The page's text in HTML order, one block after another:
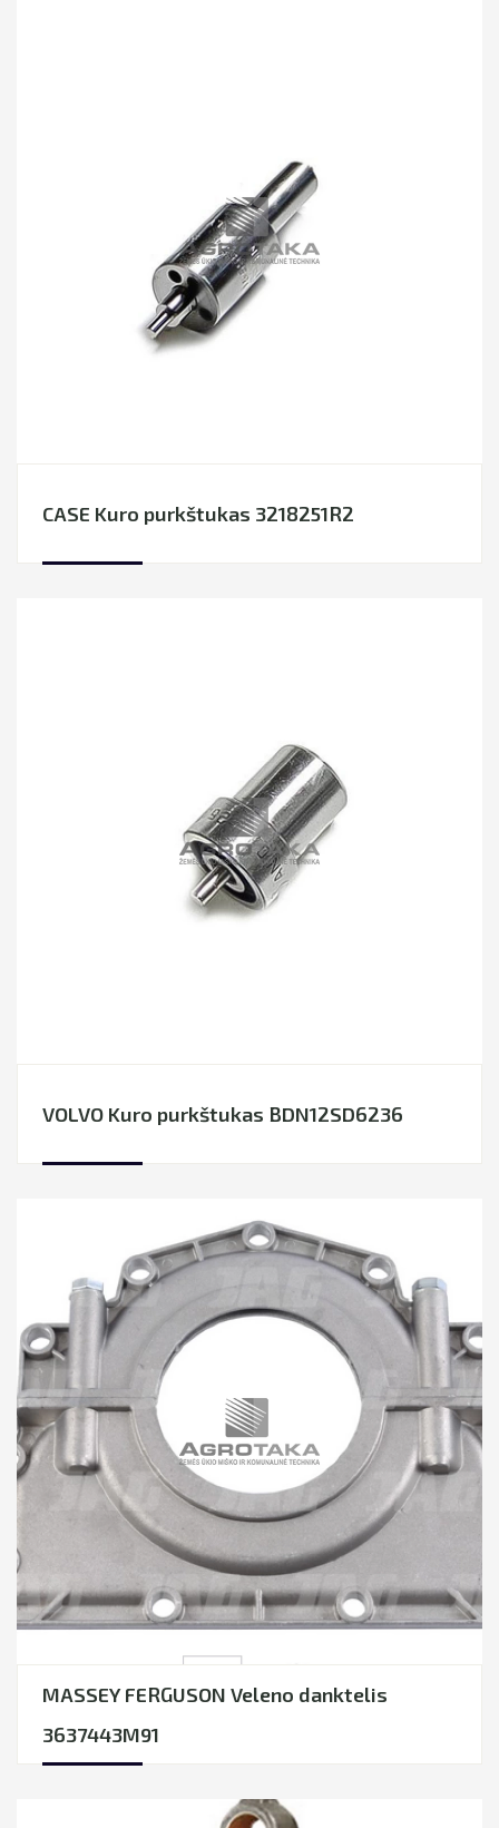
CASE Kuro purkštukas 3218251R2
VOLVO Kuro purkštukas BDN12SD6236
MASSEY FERGUSON Veleno danktelis
3637443M91